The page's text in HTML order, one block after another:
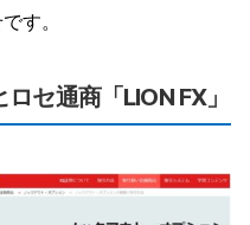
す。
セ通商「LION FX」